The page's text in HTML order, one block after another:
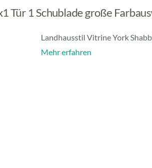
Tür 1 Schublade große
Landhausstil Vitrine York
Mehr erfahren